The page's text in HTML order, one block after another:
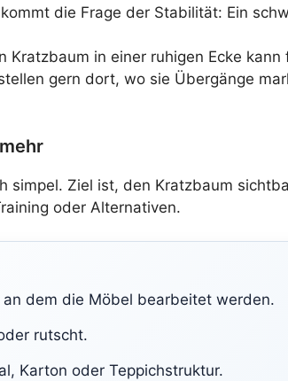
die Frage der Stabilität: Ein
Kratzbaum in einer ruhigen Ecke
gern dort, wo sie Übergänge
simpel. Ziel ist, den Kratzbaum
oder Alternativen.
dem die Möbel bearbeitet werden.
rutscht.
Karton oder Teppichstruktur.